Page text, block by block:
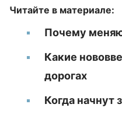
Читайте в материале:
Почему
Какие
дорогах
Когда начнут